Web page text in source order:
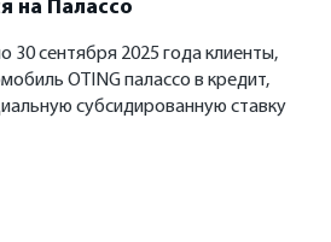
на Палассо
30 сентября 2025 года клиенты,
OTING палассо в кредит,
субсидированную ставку